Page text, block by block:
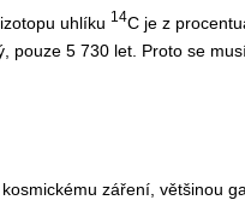
uhlíku 14C je z
pouze 5 730 let. Proto se
záření, většinou